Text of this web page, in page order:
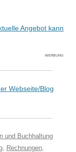
Angebot kann
WERBUNG
Webseite/Blog
und Buchhaltung
, Rechnungen,